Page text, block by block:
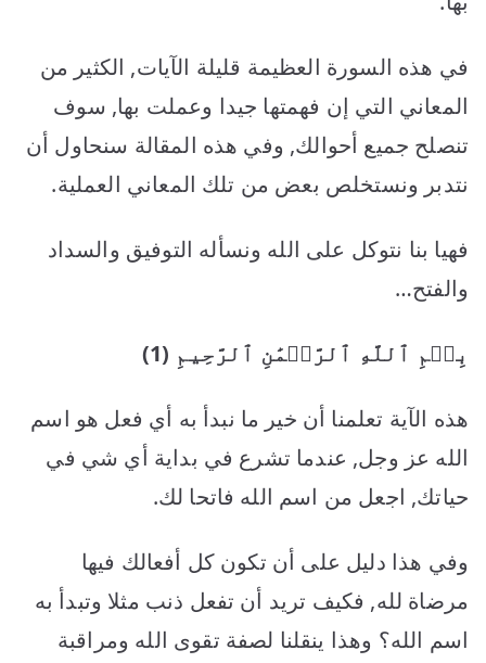
في هذه السورة العظيمة قليلة الآيات, الكثير من
المعاني التي إن فهمتها جيدا وعملت بها, سوف
تنصلح جميع أحوالك, وفي هذه المقالة سنحاول أن
نتدبر ونستخلص بعض من تلك المعاني العملية.
فهيا بنا نتوكل على الله ونسأله التوفيق والسداد
والفتح…
بِسۡمِ ٱللَّهِ ٱلرَّحۡمَٰنِ ٱلرَّحِيمِ (1)
هذه الآية تعلمنا أن خير ما نبدأ به أي فعل هو اسم
الله عز وجل, عندما تشرع في بداية أي شي في
حياتك, اجعل من اسم الله فاتحا لك.
وفي هذا دليل على أن تكون كل أفعالك فيها
مرضاة لله, فكيف تريد أن تفعل ذنب مثلا وتبدأ به
اسم الله؟ وهذا ينقلنا لصفة تقوى الله ومراقبة